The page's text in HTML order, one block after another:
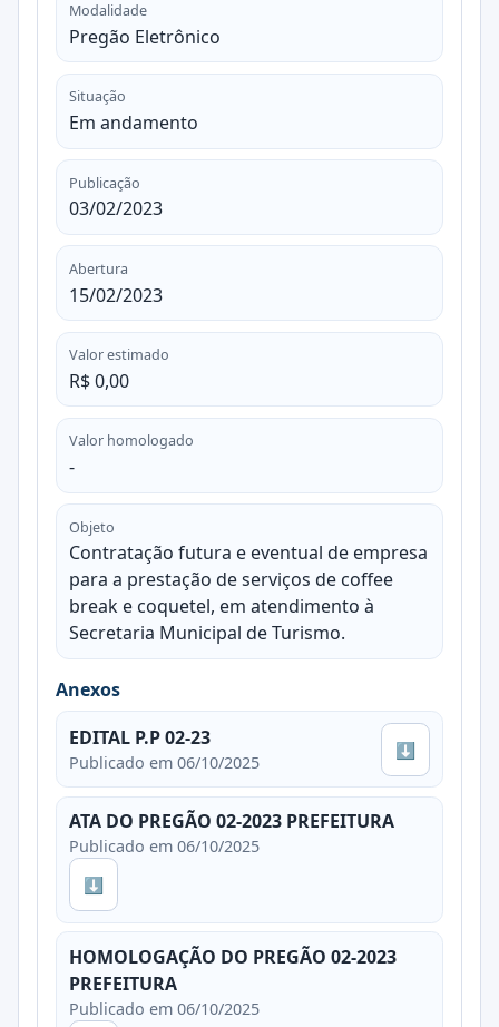
Modalidade
Pregão Eletrônico
Situação
Em andamento
Publicação
03/02/2023
Abertura
15/02/2023
Valor estimado
R$ 0,00
Valor homologado
-
Objeto
Contratação futura e eventual de empresa
para a prestação de serviços de coffee
break e coquetel, em atendimento à
Secretaria Municipal de Turismo.
Anexos
EDITAL P.P 02-23
Publicado em 06/10/2025
⬇
ATA DO PREGÃO 02-2023 PREFEITURA
Publicado em 06/10/2025
⬇
HOMOLOGAÇÃO DO PREGÃO 02-2023
PREFEITURA
Publicado em 06/10/2025